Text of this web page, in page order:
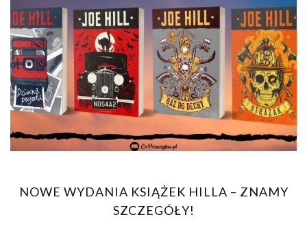
NOWE WYDANIA KSIĄŻEK HILLA – ZNAMY
SZCZEGÓŁY!